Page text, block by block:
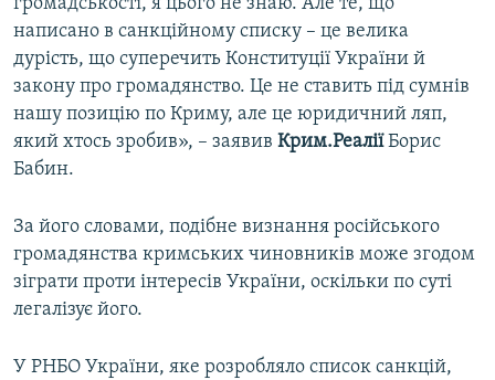
громадськості, я цього не знаю. Але те, що
написано в санкційному списку – це велика
дурість, що суперечить Конституції України й
закону про громадянство. Це не ставить під сумнів
нашу позицію по Криму, але це юридичний ляп,
який хтось зробив», – заявив Крим.РеаліїБорис
Бабин.
За його словами, подібне визнання російського
громадянства кримських чиновників може згодом
зіграти проти інтересів України, оскільки по суті
легалізує його.
У РНБО України, яке розробляло список санкцій,